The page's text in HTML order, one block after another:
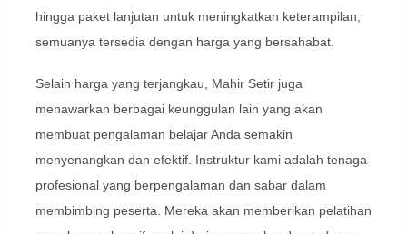
hingga paket lanjutan untuk meningkatkan keterampilan,
semuanya tersedia dengan harga yang bersahabat.
Selain harga yang terjangkau, Mahir Setir juga
menawarkan berbagai keunggulan lain yang akan
membuat pengalaman belajar Anda semakin
menyenangkan dan efektif. Instruktur kami adalah tenaga
profesional yang berpengalaman dan sabar dalam
membimbing peserta. Mereka akan memberikan pelatihan